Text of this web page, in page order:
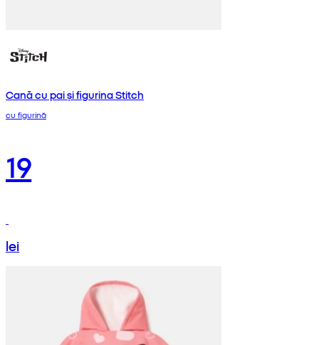
Cană cu pai și figurina Stitch
cu figurină
19
lei